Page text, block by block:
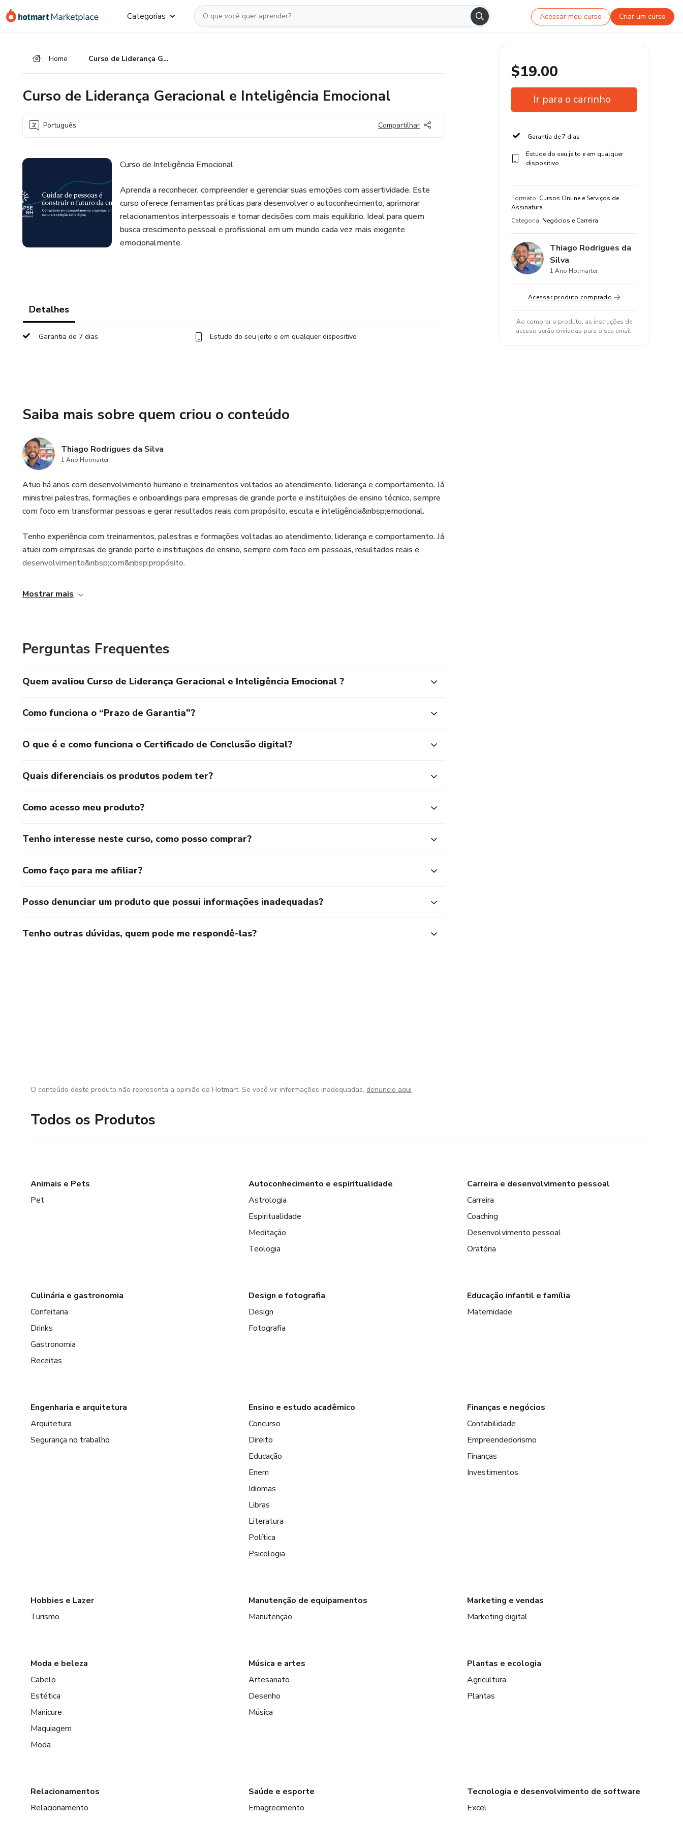
para
para
para
Categorias Acessar meu curso Criar um curso
Home Curso de Liderança Geracional e Inteligência Emocional
Curso de Liderança Geracional e Inteligência Emocional
Português Compartilhar
Curso de Inteligência Emocional
Aprenda a reconhecer, compreender e gerenciar suas emoções com assertividade. Este
curso oferece ferramentas práticas para desenvolver o autoconhecimento, aprimorar
relacionamentos interpessoais e tomar decisões com mais equilíbrio. Ideal para quem
busca crescimento pessoal e profissional em um mundo cada vez mais exigente
emocionalmente.
Detalhes
Garantia de 7 dias Estude do seu jeito e em qualquer dispositivo
Saiba mais sobre quem criou o conteúdo
Thiago Rodrigues da Silva
1 Ano Hotmarter
Atuo há anos com desenvolvimento humano e treinamentos voltados ao atendimento, liderança e comportamento. Já
ministrei palestras, formações e onboardings para empresas de grande porte e instituições de ensino técnico, sempre
com foco em transformar pessoas e gerar resultados reais com propósito, escuta e inteligência&nbsp;emocional.
Tenho experiência com treinamentos, palestras e formações voltadas ao atendimento, liderança e comportamento. Já
atuei com empresas de grande porte e instituições de ensino, sempre com foco em pessoas, resultados reais e
desenvolvimento&nbsp;com&nbsp;propósito.
Mostrar mais
Perguntas Frequentes
Quem avaliou Curso de Liderança Geracional e Inteligência Emocional ?
Como funciona o “Prazo de Garantia”?
O que é e como funciona o Certificado de Conclusão digital?
Quais diferenciais os produtos podem ter?
Como acesso meu produto?
Tenho interesse neste curso, como posso comprar?
Como faço para me afiliar?
Posso denunciar um produto que possui informações inadequadas?
Tenho outras dúvidas, quem pode me respondê-las?
$19.00
Ir para o carrinho
Garantia de 7 dias
Estude do seu jeito e em qualquer
dispositivo
Formato: Cursos Online e Serviços de
Assinatura
Categoria: Negócios e Carreira
Thiago Rodrigues da
Silva
1 Ano Hotmarter
Acessar produto comprado
Ao comprar o produto, as instruções de
acesso serão enviadas para o seu email.
O conteúdo deste produto não representa a opinião da Hotmart. Se você vir informações inadequadas, denuncie aqui
Todos os Produtos
Animais e Pets
Pet
Autoconhecimento e espiritualidade
Astrologia
Espiritualidade
Meditação
Teologia
Carreira e desenvolvimento pessoal
Carreira
Coaching
Desenvolvimento pessoal
Oratória
Culinária e gastronomia
Confeitaria
Drinks
Gastronomia
Receitas
Design e fotografia
Design
Fotografia
Educação infantil e família
Maternidade
Engenharia e arquitetura
Arquitetura
Segurança no trabalho
Ensino e estudo acadêmico
Concurso
Direito
Educação
Enem
Idiomas
Libras
Literatura
Política
Psicologia
Finanças e negócios
Contabilidade
Empreendedorismo
Finanças
Investimentos
Hobbies e Lazer
Turismo
Manutenção de equipamentos
Manutenção
Marketing e vendas
Marketing digital
Moda e beleza
Cabelo
Estética
Manicure
Maquiagem
Moda
Música e artes
Artesanato
Desenho
Música
Plantas e ecologia
Agricultura
Plantas
Relacionamentos
Relacionamento
Saúde e esporte
Emagrecimento
Tecnologia e desenvolvimento de software
Excel